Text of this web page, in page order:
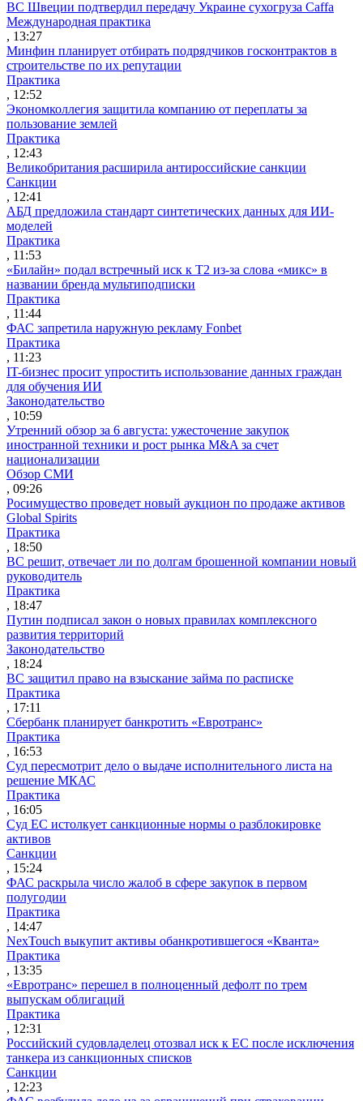
ВС Швеции подтвердил передачу Украине сухогруза Caffa
Международная практика
, 13:27
Минфин планирует отбирать подрядчиков госконтрактов в
строительстве по их репутации
Практика
, 12:52
Экономколлегия защитила компанию от переплаты за
пользование землей
Практика
, 12:43
Великобритания расширила антироссийские санкции
Санкции
, 12:41
АБД предложила стандарт синтетических данных для ИИ-
моделей
Практика
, 11:53
«Билайн» подал встречный иск к Т2 из-за слова «микс» в
названии бренда мультиподписки
Практика
, 11:44
ФАС запретила наружную рекламу Fonbet
Практика
, 11:23
IT-бизнес просит упростить использование данных граждан
для обучения ИИ
Законодательство
, 10:59
Утренний обзор за 6 августа: ужесточение закупок
иностранной техники и рост рынка M&A за счет
национализации
Обзор СМИ
, 09:26
Росимущество проведет новый аукцион по продаже активов
Global Spirits
Практика
, 18:50
ВС решит, отвечает ли по долгам брошенной компании новый
руководитель
Практика
, 18:47
Путин подписал закон о новых правилах комплексного
развития территорий
Законодательство
, 18:24
ВС защитил право на взыскание займа по расписке
Практика
, 17:11
Сбербанк планирует банкротить «Евротранс»
Практика
, 16:53
Суд пересмотрит дело о выдаче исполнительного листа на
решение МКАС
Практика
, 16:05
Суд ЕС истолкует санкционные нормы о разблокировке
активов
Санкции
, 15:24
ФАС раскрыла число жалоб в сфере закупок в первом
полугодии
Практика
, 14:47
NexTouch выкупит активы обанкротившегося «Кванта»
Практика
, 13:35
«Евротранс» перешел в полноценный дефолт по трем
выпускам облигаций
Практика
, 12:31
Российский судовладелец отозвал иск к ЕС после исключения
танкера из санкционных списков
Санкции
, 12:23